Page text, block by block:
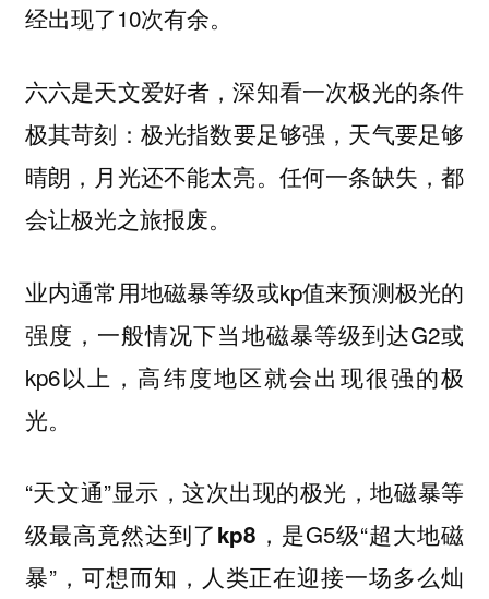
经出现了10次有余。
六六是天文爱好者，深知看一次极光的条件
极其苛刻： 极光指数要足够强，天气要足够
晴朗，月光还不能太亮。 任何一条缺失，都
会让极光之旅报废。
业内通常用地磁暴等级或kp值来预测极光的
强度，一般情况下当地磁暴等级到达G2或
kp6以上，高纬度地区就会出现很强的极
光。
“天文通”显示，这次出现的极光，地磁暴等
级最高竟然达到了kp8 ，是G5级“超大地磁
暴”，可想而知，人类正在迎接一场多么灿